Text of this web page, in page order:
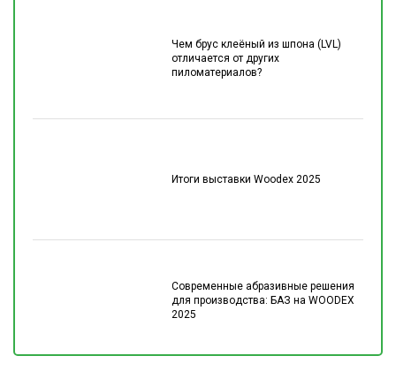
Чем брус клеёный из шпона (LVL)
отличается от других
пиломатериалов?
Итоги выставки Woodex 2025
Современные абразивные решения
для производства: БАЗ на WOODEX
2025